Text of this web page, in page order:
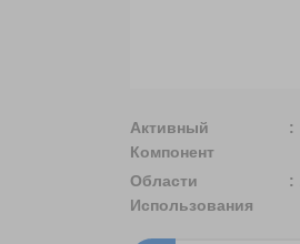
Активный
Компонент
Области
Использования